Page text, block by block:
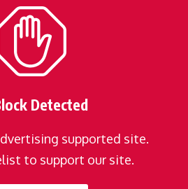
Detected
supported site.
to support our site.